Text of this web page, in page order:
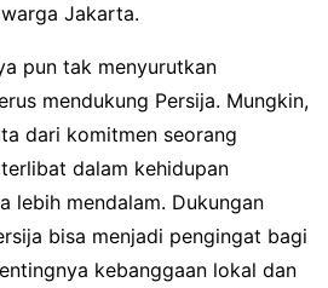
Jakarta.
pun tak menyurutkan
mendukung Persija. Mungkin,
dari komitmen seorang
dalam kehidupan
lebih mendalam. Dukungan
bisa menjadi pengingat bagi
kebanggaan lokal dan